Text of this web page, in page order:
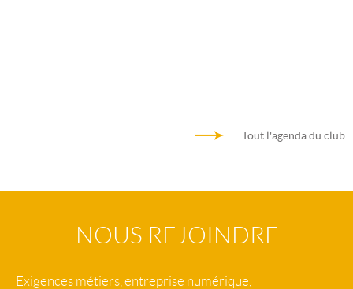
Tout l'agenda du club
NOUS REJOINDRE
Exigences métiers, entreprise numérique,